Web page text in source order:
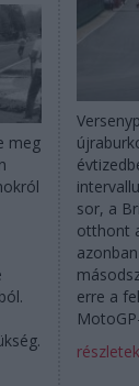
meg
sor, a
otthont
erre a